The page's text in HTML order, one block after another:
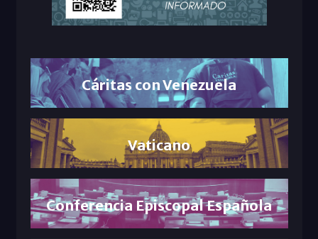
Cáritas con Venezuela
Vaticano
Conferencia Episcopal Española